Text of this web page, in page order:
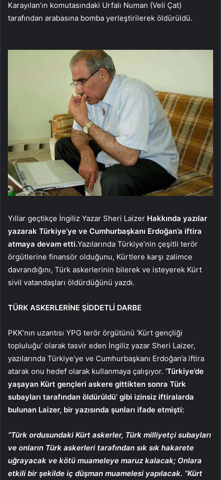
Karayılan’ın komutasındaki Urfalı Numan (Veli Çat)
tarafından arabasına bomba yerleştirilerek öldürüldü.
Yıllar geçtikçe İngiliz Yazar Sheri Laizer Hakkında yazılar
yazarak Türkiye’ye ve Cumhurbaşkanı Erdoğan’a iftira
atmaya devam etti.Yazılarında Türkiye’nin çeşitli terör
örgütlerine finansör olduğunu, Kürtlere karşı zalimce
davrandığını, Türk askerlerinin bilerek ve isteyerek Kürt
sivil vatandaşları öldürdüğünü yazdı.
TÜRK ASKERLERİNE ŞİDDETLİ DARBE
PKK’nın uzantısı YPG terör örgütünü ‘Kürt gençliği
topluluğu’ olarak tasvir eden İngiliz yazar Sheri Laizer,
yazılarında Türkiye’ye ve Cumhurbaşkanı Erdoğan’a iftira
atarak onu hedef olarak kullanmaya çalışıyor. ‘Türkiye’de
yaşayan Kürt gençleri askere gittikten sonra Türk
subayları tarafından öldürüldü’ gibi izinsiz iftiralarda
bulunan Laizer, bir yazısında şunları ifade etmişti:
“Türk ordusundaki Kürt askerler, Türk milliyetçi subayları
ve onların Türk askerleri tarafından sık sık hakarete
uğrayacak ve kötü muameleye maruz kalacak; Onlara
etkili bir şekilde iç düşman muamelesi yapılacak. “Kürt